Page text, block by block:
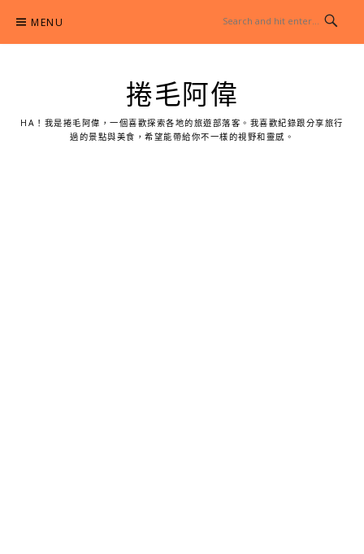
content
MENU
捲毛阿偉
HA！我是捲毛阿偉，一個喜歡探索各地的旅遊部落客。我喜歡紀錄跟分享旅行
過的景點與美食，希望能帶給你不一樣的視野和靈感。